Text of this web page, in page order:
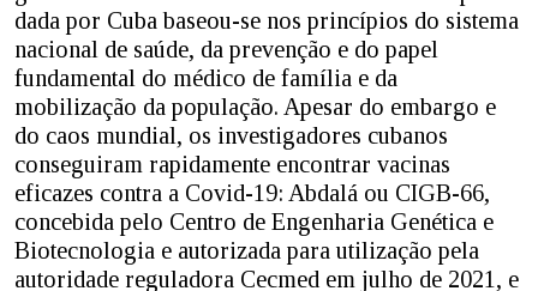
dada por Cuba baseou-se nos princípios do sistema
nacional de saúde, da prevenção e do papel
fundamental do médico de família e da
mobilização da população. Apesar do embargo e
do caos mundial, os investigadores cubanos
conseguiram rapidamente encontrar vacinas
eficazes contra a Covid-19: Abdalá ou CIGB-66,
concebida pelo Centro de Engenharia Genética e
Biotecnologia e autorizada para utilização pela
autoridade reguladora Cecmed em julho de 2021, e